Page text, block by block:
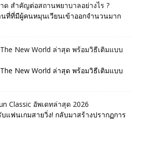
ด สำคัญต่อสถานพยาบาลอย่างไร ?
ที่ที่มีผู้คนหมุนเวียนเข้าออกจำนวนมาก
New World ล่าสุด พร้อมวิธีเติมแบบ
New World ล่าสุด พร้อมวิธีเติมแบบ
Classic อัพเดทล่าสุด 2026
แฟนเกมสายวิ่ง! กลับมาสร้างปรากฏการ